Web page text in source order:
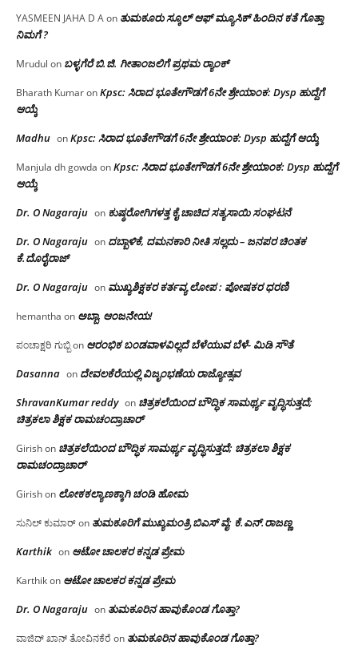
YASMEEN JAHA D Aon ತುಮಕೂರು ಸ್ಕೂಲ್ ಆಫ್ ಮ್ಯೂಸಿಕ್ ಹಿಂದಿನ ಕತೆ ಗೊತ್ತಾ
ನಿಮಗೆ ?
Mrudul on ಬಳ್ಳಗೆರೆ ಬಿ.ಜಿ. ಗೀತಾಂಜಲಿಗೆ ಪ್ರಥಮ ರ‌್ಯಾಂಕ್
Bharath KumaronKpsc: ಸಿರಾದ ಭೂತೇಗೌಡಗೆ 6ನೇ ಶ್ರೇಯಾಂಕ: Dysp ಹುದ್ದೆಗೆ
ಆಯ್ಕೆ
Madhu onKpsc: ಸಿರಾದ ಭೂತೇಗೌಡಗೆ 6ನೇ ಶ್ರೇಯಾಂಕ: Dysp ಹುದ್ದೆಗೆ ಆಯ್ಕೆ
Manjula dh gowda onKpsc: ಸಿರಾದ ಭೂತೇಗೌಡಗೆ 6ನೇ ಶ್ರೇಯಾಂಕ: Dysp ಹುದ್ದೆಗೆ
ಆಯ್ಕೆ
Dr. O Nagaraju on ಕುಷ್ಠರೋಗಿಗಳತ್ತ ಕೈ ಚಾಚಿದ ಸತ್ಯಸಾಯಿ ಸಂಘಟನೆ
Dr. O Nagaraju on ದಬ್ಬಾಳಿಕೆ, ದಮನಕಾರಿ ನೀತಿ ಸಲ್ಲದು – ಜನಪರ ಚಿಂತಕ
ಕೆ.ದೊರೈರಾಜ್
Dr. O Nagaraju on ಮುಖ್ಯಶಿಕ್ಷಕರ ಕರ್ತವ್ಯ ಲೋಪ : ಪೋಷಕರ ಧರಣಿ
hemantha on ಅಬ್ಬಾ, ಆಂಜನೇಯ!
ಪಂಚಾಕ್ಷರಿ ಗುಬ್ಬಿon ಆರಂಭಿಕ ಬಂಡವಾಳವಿಲ್ಲದೆ ಬೆಳೆಯುವ ಬೆಳೆ- ಮಿಡಿ ಸೌತೆ
Dasanna on ದೇವಲಕೆರೆಯಲ್ಲಿ ವಿಜೃಂಭಣೆಯ ರಾಜ್ಯೋತ್ಸವ
ShravanKumar reddy on ಚಿತ್ರಕಲೆಯಿಂದ ಬೌದ್ಧಿಕ ಸಾಮರ್ಥ್ಯ ವೃದ್ಧಿಸುತ್ತದೆ;
ಚಿತ್ರಕಲಾ ಶಿಕ್ಷಕ ರಾಮಚಂದ್ರಾಚಾರ್
Girishon ಚಿತ್ರಕಲೆಯಿಂದ ಬೌದ್ಧಿಕ ಸಾಮರ್ಥ್ಯ ವೃದ್ಧಿಸುತ್ತದೆ; ಚಿತ್ರಕಲಾ ಶಿಕ್ಷಕ
ರಾಮಚಂದ್ರಾಚಾರ್
Girishon ಲೋಕಕಲ್ಯಾಣಕ್ಕಾಗಿ ಚಂಡಿ ಹೋಮ
ಸುನಿಲ್ ಕುಮಾರ್on ತುಮಕೂರಿಗೆ ಮುಖ್ಯಮಂತ್ರಿ ಬಿಎಸ್ ವೈ: ಕೆ.ಎನ್.ರಾಜಣ್ಣ
Karthik on ಆಟೋ ಚಾಲಕರ ಕನ್ನಡ ಪ್ರೇಮ
Karthikon ಆಟೋ ಚಾಲಕರ ಕನ್ನಡ ಪ್ರೇಮ
Dr. O Nagaraju on ತುಮಕೂರಿನ ಹಾವುಕೊಂಡ ಗೊತ್ತಾ?
ವಾಜಿದ್ ಖಾನ್ ತೋವಿನಕೆರೆ on ತುಮಕೂರಿನ ಹಾವುಕೊಂಡ ಗೊತ್ತಾ?